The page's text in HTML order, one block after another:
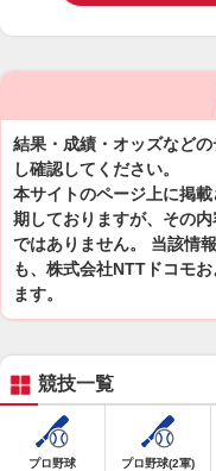
結果・成績・オッズなど
し確認してください。
本サイトのページ上に掲
期しておりますが、その
ではありません。 当該情
も、株式会社NTTドコモ
ます。
競技一覧
プロ野球 プロ野球(2軍)